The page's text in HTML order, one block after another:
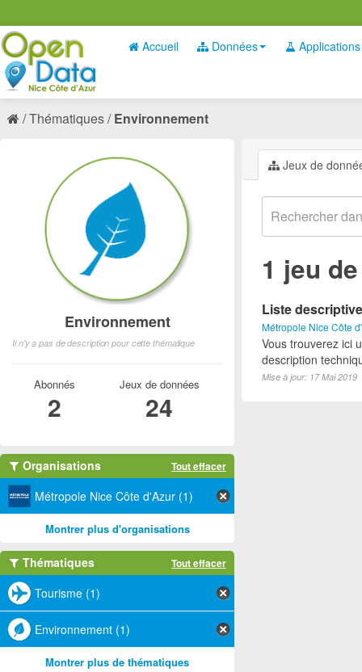
Accueil Données Applications
Thématiques Environnement
Jeux de
1 jeu
Liste
Métropole Nice Côte
Vous trouverez ici
description
Mise à jour: 17 Mai 2019
Environnement
Il n'y a pas de description pour cette thématique
Abonnés
2
Jeux de données
24
Organisations Tout effacer
Métropole Nice Côte d'Azur (1)
Montrer plus d'organisations
Thématiques Tout effacer
Tourisme (1)
Environnement (1)
Montrer plus de thématiques